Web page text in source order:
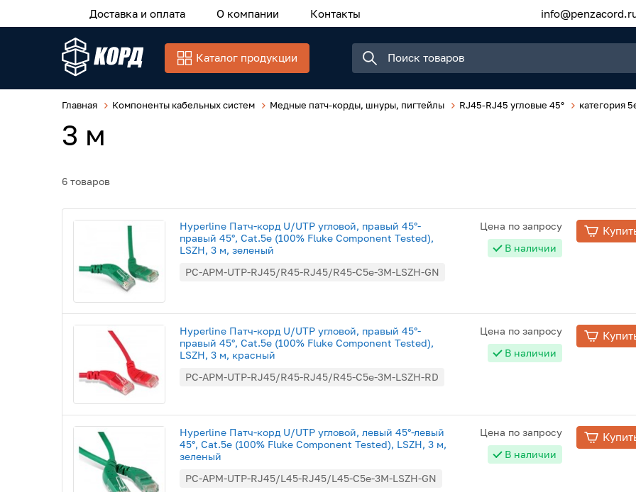
Доставка и оплата О компании Контакты
Каталог продукции
Главная Компоненты кабельных систем Медные патч-корды, шнуры, пигтейлы RJ45-RJ45 угловые 45° категория
3 м
6 товаров
Hyperline Патч-корд U/UTP угловой, правый 45°-
правый 45°, Cat.5e (100% Fluke Component Tested),
LSZH, 3 м, зеленый
PC-APM-UTP-RJ45/R45-RJ45/R45-C5e-3M-LSZH-GN
Цена по запросу
В наличии
Hyperline Патч-корд U/UTP угловой, правый 45°-
правый 45°, Cat.5e (100% Fluke Component Tested),
LSZH, 3 м, красный
PC-APM-UTP-RJ45/R45-RJ45/R45-C5e-3M-LSZH-RD
Цена по запросу
В наличии
Hyperline Патч-корд U/UTP угловой, левый 45°-левый
45°, Cat.5e (100% Fluke Component Tested), LSZH, 3 м,
зеленый
PC-APM-UTP-RJ45/L45-RJ45/L45-C5e-3M-LSZH-GN
Цена по запросу
В наличии